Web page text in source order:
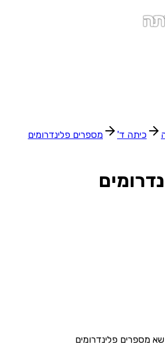
כיתה ד' מספרים פלינדרומים
מספרים פלינדרומים